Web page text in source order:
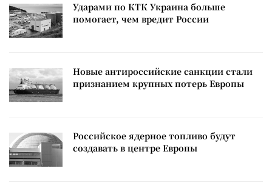
Ударами по КТК Украина больше
помогает, чем вредит России
Новые антироссийские санкции стали
признанием крупных потерь Европы
Российское ядерное топливо будут
создавать в центре Европы